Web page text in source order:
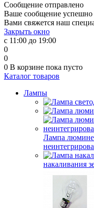
Сообщение отправлено
Ваше сообщение успешно
Вами свяжется наш
Закрыть окно
с 11:00 до 19:00
0
0
0 В корзине пока пусто
Каталог товаров
Лампы
Лампа
накаливания